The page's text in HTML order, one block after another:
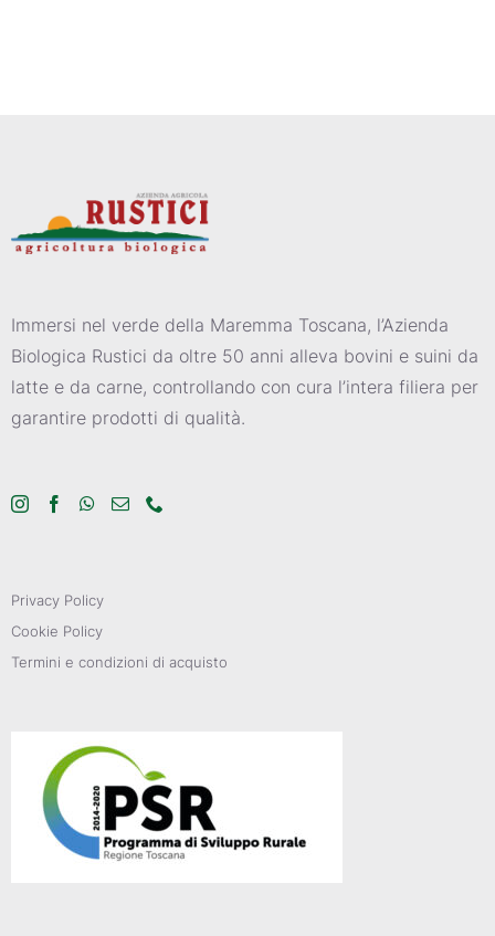
Immersi nel verde della Maremma Toscana, l’Azienda
Biologica Rustici da oltre 50 anni alleva bovini e suini da
latte e da carne, controllando con cura l’intera filiera per
garantire prodotti di qualità.
Privacy Policy
Cookie Policy
Termini e condizioni di acquisto